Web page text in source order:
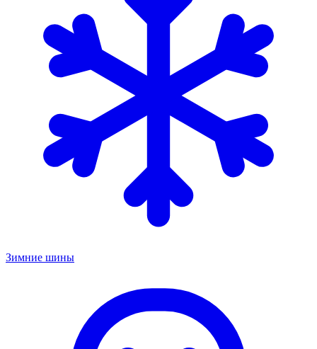
Зимние шины